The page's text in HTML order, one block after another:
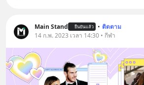
Main Stand ยืนยันแล้ว • ติดตาม
14 ก.พ. 2023 เวลา 14:30 • กีฬา